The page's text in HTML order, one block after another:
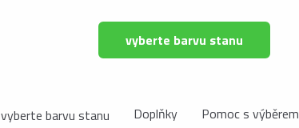
vyberte barvu stanu
vyberte barvu stanu Doplňky Pomoc s výběrem